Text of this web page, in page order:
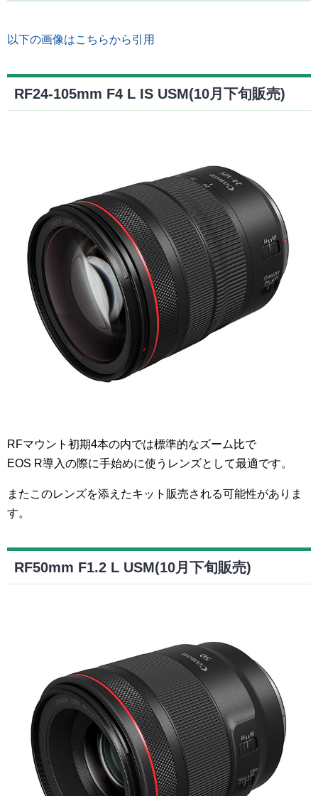
以下の画像はこちらから引用
RF24-105mm F4 L IS USM(10月下旬販売)
RFマウント初期4本の内では標準的なズーム比で
EOS R導入の際に手始めに使うレンズとして最適です。
またこのレンズを添えたキット販売される可能性がありま
す。
RF50mm F1.2 L USM(10月下旬販売)